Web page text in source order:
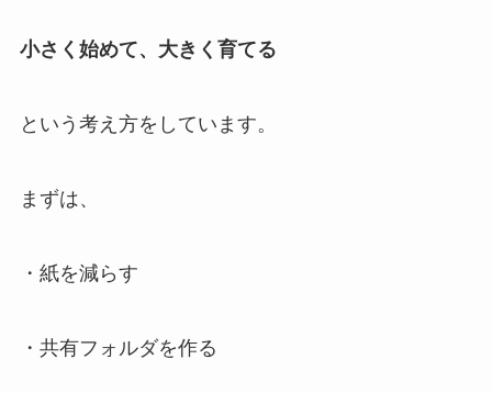
小さく始めて、大きく育てる
という考え方をしています。
まずは、
・紙を減らす
・共有フォルダを作る